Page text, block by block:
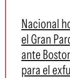
Nacional
el Gran
ante
para el